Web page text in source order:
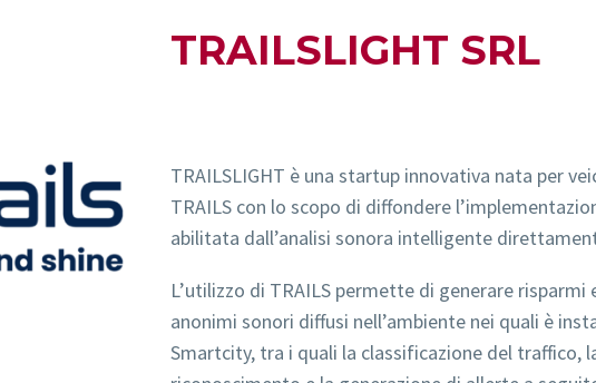
TRAILSLIGHT SRL
TRAILSLIGHT è una startup innovativa nata per
TRAILS con lo scopo di diffondere
abilitata dall’analisi sonora intelligente
L’utilizzo di TRAILS permette di generare
anonimi sonori diffusi nell’ambiente nei quali è
Smartcity, tra i quali la classificazione del traffico,